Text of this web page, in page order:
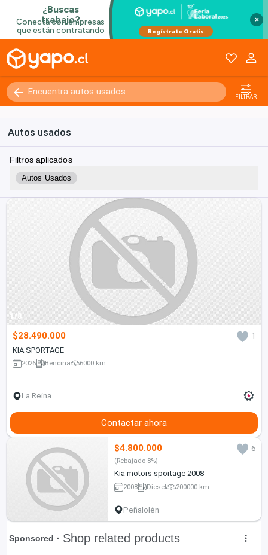
×
FILTRAR
Autos usados
Filtros aplicados
Autos Usados
1/8
$28.490.000
1
KIA SPORTAGE
2026 Bencina 6000 km
La Reina
Contactar ahora
$4.800.000 6
(Rebajado 8%)
Kia motors sportage 2008
2008 Diesel 200000 km
Peñalolén